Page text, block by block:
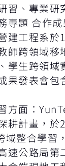
習、專業研
專題 合作成
建工程系於
師跨領域移
學生跨領域
果發表會包
方面：
耕計畫，於
域整合學習
速公路局第